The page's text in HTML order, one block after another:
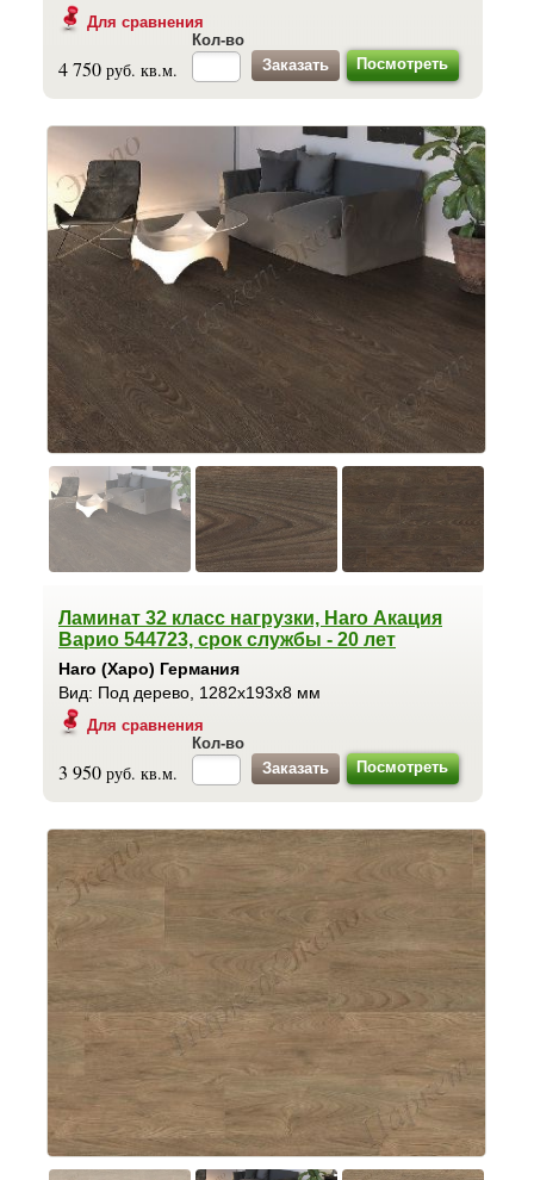
Для сравнения
4 750 руб. кв.м.
Кол-во
Посмотреть
Ламинат 32 класс нагрузки, Haro Акация
Варио 544723, срок службы - 20 лет
Haro (Харо) Германия
Вид: Под дерево, 1282x193x8 мм
Для сравнения
3 950 руб. кв.м.
Кол-во
Посмотреть